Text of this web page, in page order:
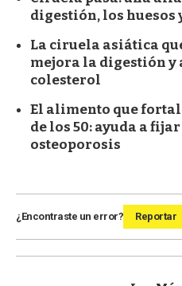
digestión, los
La ciruela asiática
mejora la digestión y
colesterol
El alimento que
de los 50: ayuda a
osteoporosis
¿Encontraste un error? Reportar